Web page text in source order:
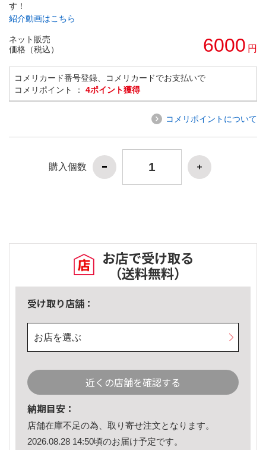
す！
紹介動画はこちら
ネット販売
価格（税込）
6000 円
コメリカード番号登録、コメリカードでお支払いで
コメリポイント ： 4ポイント獲得
コメリポイントについて
購入個数
お店で受け取る
（送料無料）
受け取り店舗：
お店を選ぶ
近くの店舗を確認する
納期目安：
店舗在庫不足の為、取り寄せ注文となります。
2026.08.28 14:50頃のお届け予定です。